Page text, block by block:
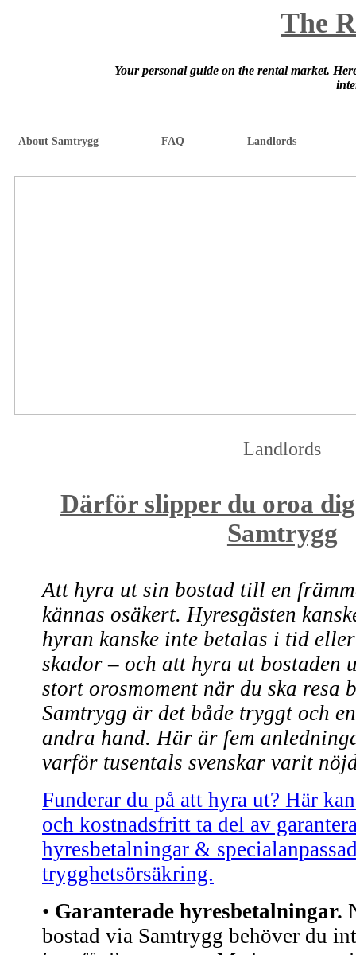
The
Your personal guide on the rental market.
About Samtrygg FAQ Landlords
Landlords
Därför slipper du oroa
Samtrygg
Att hyra ut sin bostad till en
kännas osäkert. Hyresgästen
hyran kanske inte betalas i tid
skador – och att hyra ut bostaden
stort orosmoment när du ska resa
Samtrygg är det både tryggt och
andra hand. Här är fem
varför tusentals svenskar varit
Funderar du på att hyra ut? Här
och kostnadsfritt ta del av
hyresbetalningar &
trygghetsörsäkring.
• Garanterade hyresbetalningar.
bostad via Samtrygg behöver du